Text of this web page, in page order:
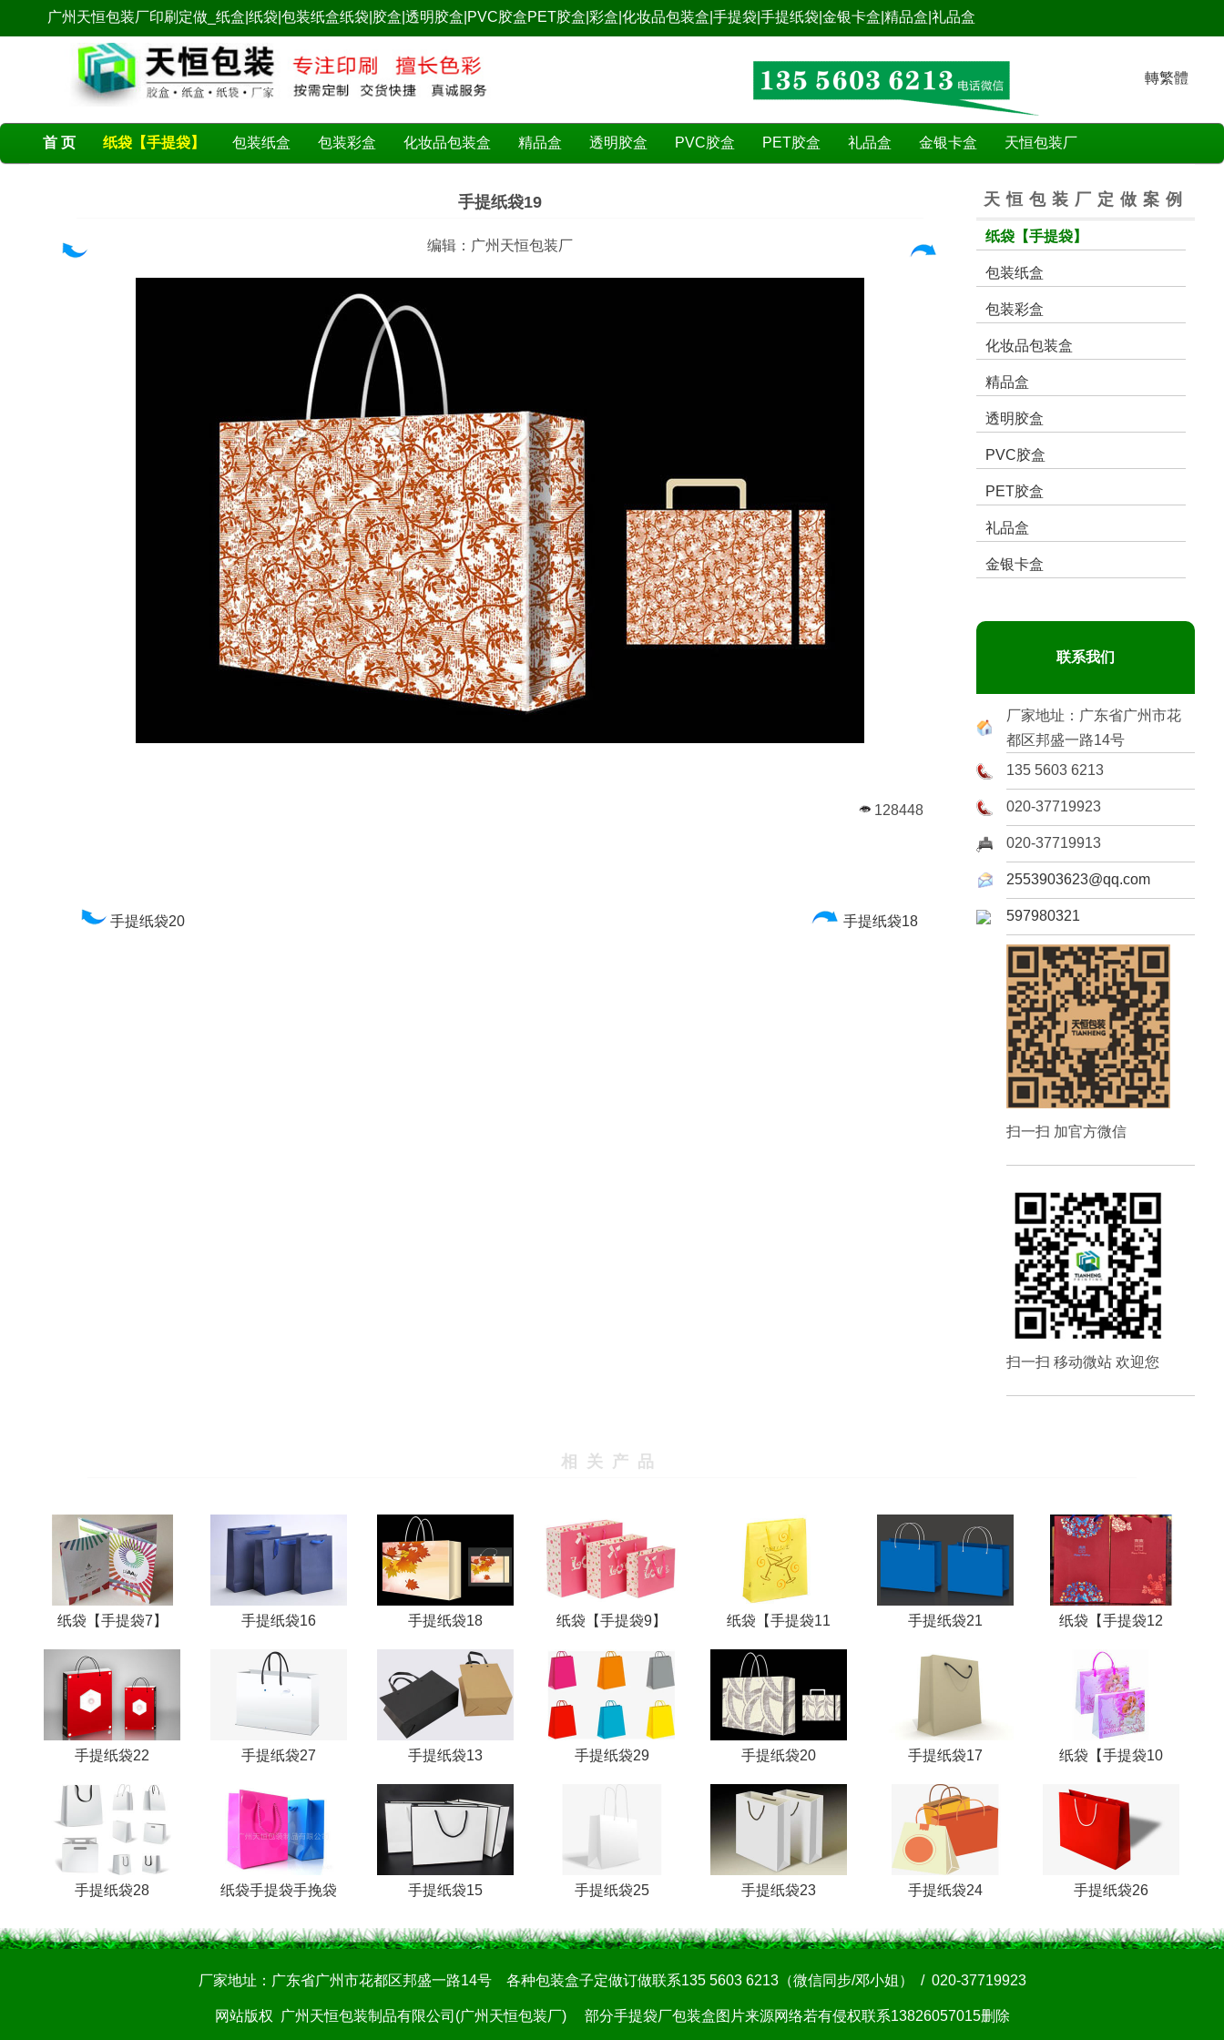
广州天恒包装厂印刷定做_纸盒|纸袋|包装纸盒纸袋|胶盒|透明胶盒|PVC胶盒PET胶盒|彩盒|化妆品包装盒|手提袋|手提纸袋|金银卡盒|精品盒|礼品盒
轉繁體
首 页 纸袋【手提袋】 包装纸盒 包装彩盒 化妆品包装盒 精品盒 透明胶盒 PVC胶盒 PET胶盒 礼品盒 金银卡盒 天恒包装厂
手提纸袋19
编辑：广州天恒包装厂
128448
手提纸袋20 手提纸袋18
天恒包装厂定做案例
纸袋【手提袋】
包装纸盒
包装彩盒
化妆品包装盒
精品盒
透明胶盒
PVC胶盒
PET胶盒
礼品盒
金银卡盒
联系我们
厂家地址：广东省广州市花
都区邦盛一路14号
135 5603 6213
020-37719923
020-37719913
2553903623@qq.com
597980321
扫一扫 加官方微信
扫一扫 移动微站 欢迎您
相关产品
纸袋【手提袋7】 手提纸袋16 手提纸袋18 纸袋【手提袋9】 纸袋【手提袋11 手提纸袋21 纸袋【手提袋12
手提纸袋22 手提纸袋27 手提纸袋13 手提纸袋29 手提纸袋20 手提纸袋17 纸袋【手提袋10
手提纸袋28 纸袋手提袋手挽袋 手提纸袋15 手提纸袋25 手提纸袋23 手提纸袋24 手提纸袋26
厂家地址：广东省广州市花都区邦盛一路14号 各种包装盒子定做订做联系135 5603 6213（微信同步/邓小姐） / 020-37719923
网站版权 广州天恒包装制品有限公司(广州天恒包装厂)部分手提袋厂包装盒图片来源网络若有侵权联系13826057015删除